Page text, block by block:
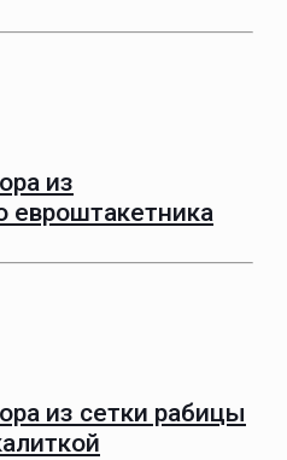
из
евроштакетника
из сетки рабицы